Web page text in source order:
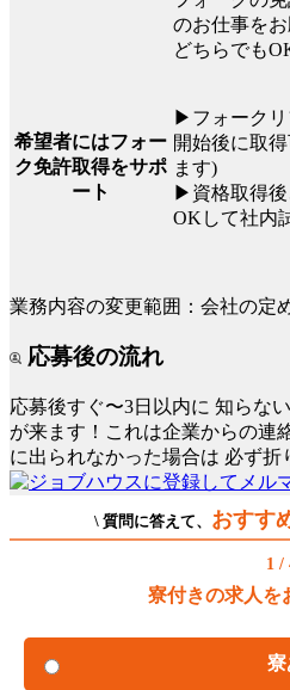
のお仕事をお
どちらでも
希望者にはフォー
ク免許取得をサポ
ート
▶フォークリ
開始後に取
ます)
▶資格取得後
OKして社内
業務内容の変更範囲：会社の定
応募後の流れ
応募後すぐ〜3日以内に 知らな
が来ます！これは企業からの連
に出られなかった場合は 必ず折
\ 質問に答えて、 おすす
1 /
寮付きの求人を
寮